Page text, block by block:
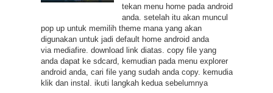
tekan menu home pada android
anda. setelah itu akan muncul
pop up untuk memilih theme mana yang akan
digunakan untuk jadi default home android anda
via mediafire. download link diatas. copy file yang
anda dapat ke sdcard, kemudian pada menu explorer
android anda, cari file yang sudah anda copy. kemudia
klik dan instal. ikuti langkah kedua sebelumnya